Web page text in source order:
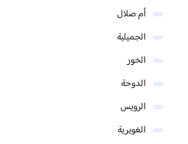
أم صلال
الجميلية
الخور
الدوحة
الرويس
الغويرية